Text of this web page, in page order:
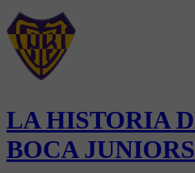
LA HISTORIA
BOCA JUNIORS